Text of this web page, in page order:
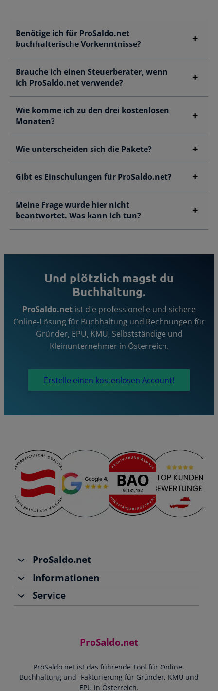
Benötige ich für ProSaldo.net
buchhalterische Vorkenntnisse?
Brauche ich einen Steuerberater, wenn
ich ProSaldo.net verwende?
Wie komme ich zu den drei kostenlosen
Monaten?
Wie unterscheiden sich die Pakete?
Gibt es Einschulungen für ProSaldo.net?
Meine Frage wurde hier nicht
beantwortet. Was kann ich tun?
Und plötzlich magst du
Buchhaltung.
ProSaldo.net ist die professionelle und sichere
Online-Lösung für Buchhaltung und Rechnungen für
Gründer, EPU, KMU, Selbstständige und
Kleinunternehmer in Österreich.
Erstelle einen kostenlosen Account!
ProSaldo.net
Über uns
Team
Jobs
Presse
Datenschutz
Informationen
Buchhaltung
Doppelte Buchführung
Bankdatenimport
Zusammenarbeit mit Steuerberater
Service
Blog
ProSaldo.net
ProSaldo.net ist das führende Tool für Online-
Buchhaltung und -Fakturierung für Gründer, KMU und
EPU in Österreich.